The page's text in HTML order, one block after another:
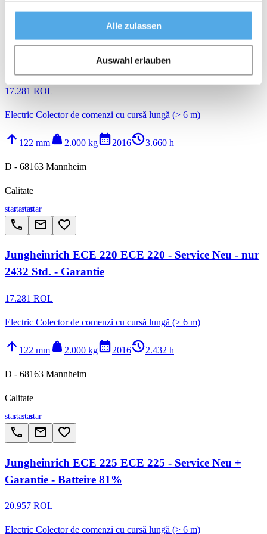
Alle zulassen
Auswahl erlauben
call email favorite_border
Jungheinrich ECE 220 HP ECE 220 HP - Service
Neu - nur 3.660 Std.
17.281 ROL
Electric Colector de comenzi cu cursă lungă (> 6 m)
arrow_upward 122 mm weight 2.000 kgcalendar_month2016history_23.660 h
D - 68163 Mannheim
Calitate
starstarstarstar
call email favorite_border
Jungheinrich ECE 220 ECE 220 - Service Neu - nur
2432 Std. - Garantie
17.281 ROL
Electric Colector de comenzi cu cursă lungă (> 6 m)
arrow_upward 122 mm weight 2.000 kgcalendar_month2016history_22.432 h
D - 68163 Mannheim
Calitate
starstarstarstar
call email favorite_border
Jungheinrich ECE 225 ECE 225 - Service Neu +
Garantie - Batteire 81%
20.957 ROL
Electric Colector de comenzi cu cursă lungă (> 6 m)